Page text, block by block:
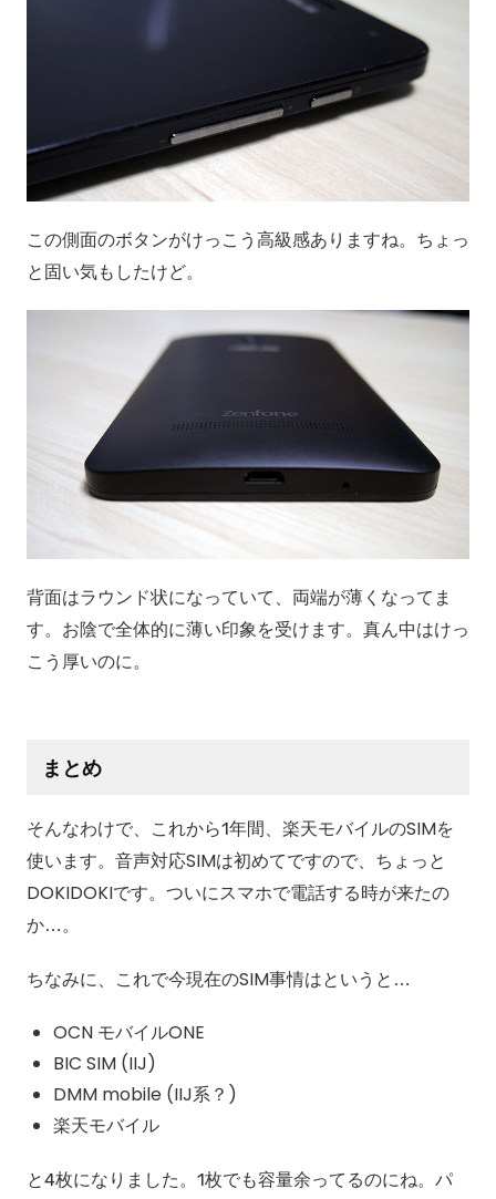
この側面のボタンがけっこう高級感ありますね。ちょっ
と固い気もしたけど。
背面はラウンド状になっていて、両端が薄くなってま
す。お陰で全体的に薄い印象を受けます。真ん中はけっ
こう厚いのに。
まとめ
そんなわけで、これから1年間、楽天モバイルのSIMを
使います。音声対応SIMは初めてですので、ちょっと
DOKIDOKIです。ついにスマホで電話する時が来たの
か…。
ちなみに、これで今現在のSIM事情はというと…
OCN モバイルONE
BIC SIM (IIJ)
DMM mobile (IIJ系？)
楽天モバイル
と4枚になりました。1枚でも容量余ってるのにね。パ